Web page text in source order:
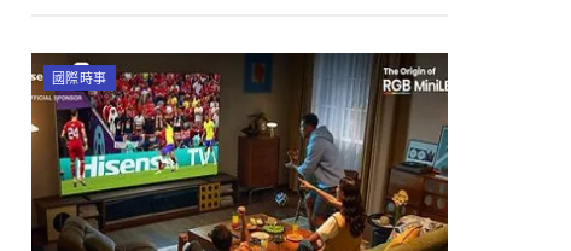
國際時事